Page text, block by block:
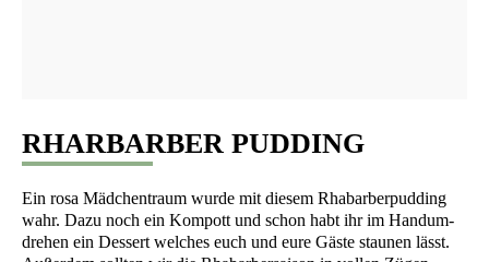
RHARBARBER PUDDING
Ein rosa Mäd­chen­traum wur­de mit die­sem Rha­bar­ber­pud­ding
wahr. Dazu noch ein Kom­pott und schon habt ihr im Hand­um­
dre­hen ein Des­sert wel­ches euch und eure Gäs­te stau­nen lässt.